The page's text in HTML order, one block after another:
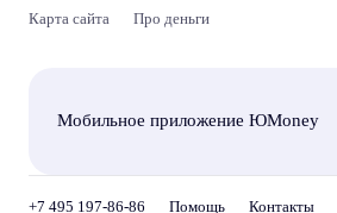
Карта сайта Про деньги
Мобильное приложение ЮMoney
+7 495 197-86-86 Помощь Контакты